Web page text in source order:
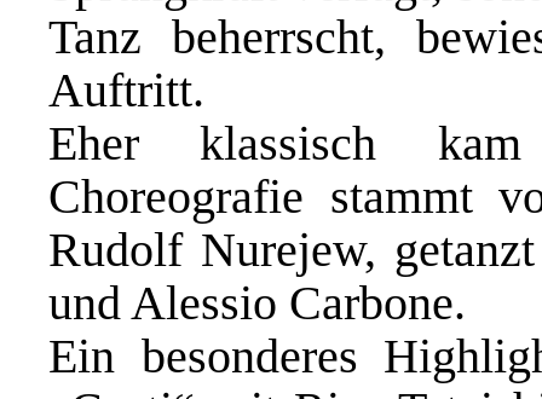
Tanz beherrscht,
Auftritt.
Eher klassisch
Choreografie stammt
Rudolf Nurejew,
und Alessio Carbone.
Ein besonderes